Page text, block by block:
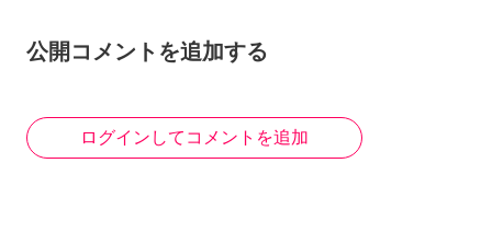
公開コメントを追加する
ログインしてコメントを追加